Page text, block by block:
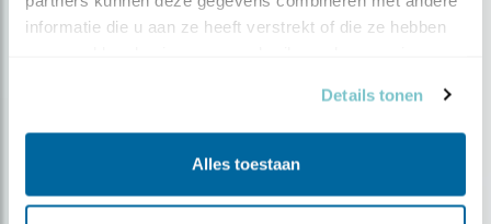
informatie die u aan ze heeft verstrekt of die ze hebben
Details tonen
Alles toestaan